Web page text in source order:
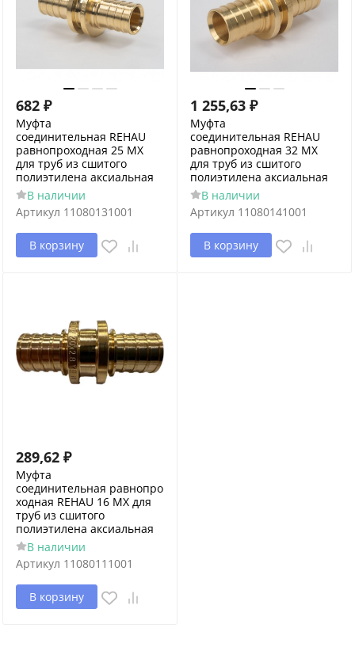
682 ₽
Муфта
соединительная REHAU
равнопроходная 25 MX
для труб из сшитого
полиэтилена аксиальная
В наличии
Артикул 11080131001
В корзину
1 255,63 ₽
Муфта
соединительная REHAU
равнопроходная 32 MX
для труб из сшитого
полиэтилена аксиальная
В наличии
Артикул 11080141001
В корзину
289,62 ₽
Муфта
соединительная равнопро
ходная REHAU 16 MX для
труб из сшитого
полиэтилена аксиальная
В наличии
Артикул 11080111001
В корзину